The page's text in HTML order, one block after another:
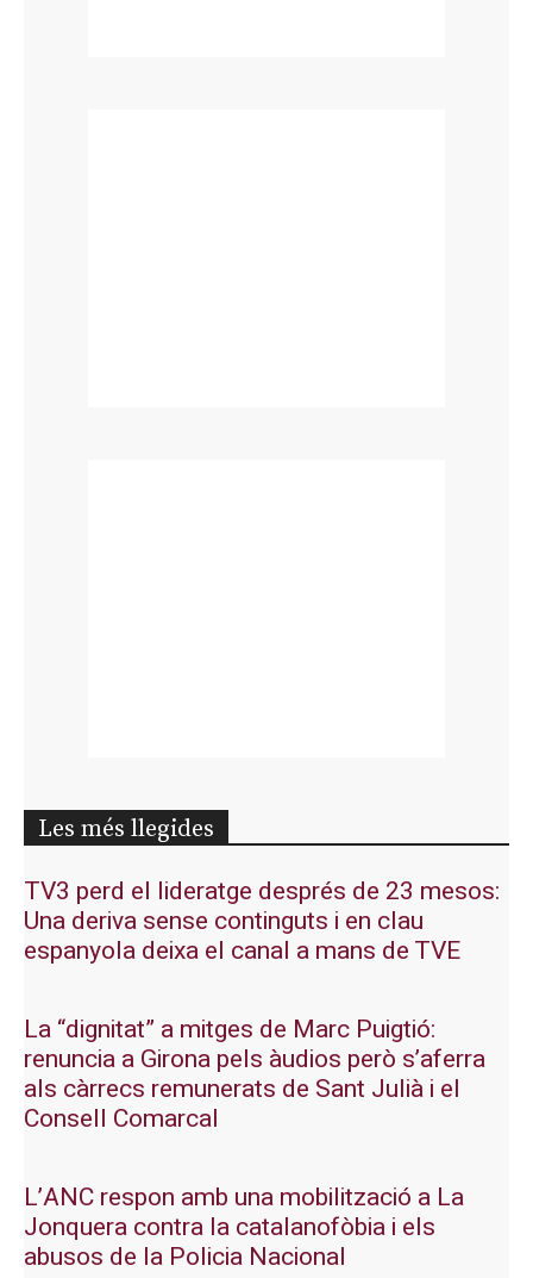
Les més llegides
TV3 perd el lideratge després de 23 mesos:
Una deriva sense continguts i en clau
espanyola deixa el canal a mans de TVE
La “dignitat” a mitges de Marc Puigtió:
renuncia a Girona pels àudios però s’aferra
als càrrecs remunerats de Sant Julià i el
Consell Comarcal
L’ANC respon amb una mobilització a La
Jonquera contra la catalanofòbia i els
abusos de la Policia Nacional